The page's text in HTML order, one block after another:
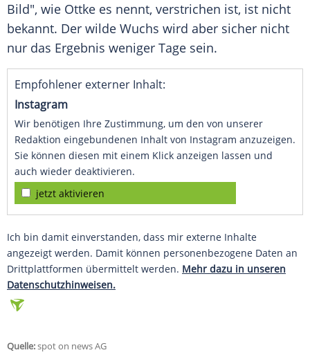
Bild", wie Ottke es nennt, verstrichen ist, ist nicht
bekannt. Der wilde Wuchs wird aber sicher nicht
nur das Ergebnis weniger Tage sein.
Empfohlener externer Inhalt:
Instagram
Wir benötigen Ihre Zustimmung, um den von unserer
Redaktion eingebundenen Inhalt von Instagram anzuzeigen.
Sie können diesen mit einem Klick anzeigen lassen und
auch wieder deaktivieren.
jetzt aktivieren
Ich bin damit einverstanden, dass mir externe Inhalte
angezeigt werden. Damit können personenbezogene Daten an
Drittplattformen übermittelt werden. Mehr dazu in unseren
Datenschutzhinweisen.
Quelle:spot on news AG